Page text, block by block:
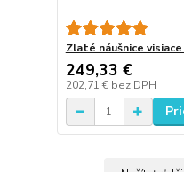
Zlaté náušnice
249,33 €
202,71 € bez DPH